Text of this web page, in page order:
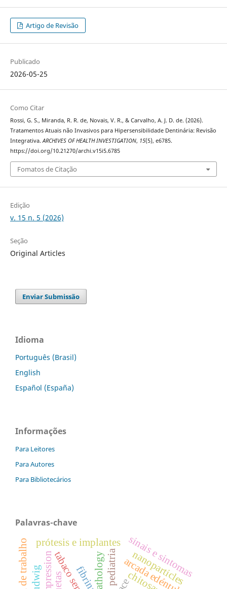
Artigo de Revisão
Publicado
2026-05-25
Como Citar
Rossi, G. S., Miranda, R. R. de, Novais, V. R., & Carvalho, A. J. D. de. (2026).
Tratamentos Atuais não Invasivos para Hipersensibilidade Dentinária: Revisão
Integrativa.ARCHIVES OF HEALTH INVESTIGATION, 15(5), e6785.
https://doi.org/10.21270/archi.v15i5.6785
Fomatos de Citação
Edição
v. 15 n. 5 (2026)
Seção
Original Articles
Enviar Submissão
Idioma
Português (Brasil)
English
Español (España)
Informações
Para Leitores
Para Autores
Para Bibliotecários
Palavras-chave
arcada edéntula
prótesis e implantes
pediatria sinais e sintomas
chitosan
nanoparticles
fibrina